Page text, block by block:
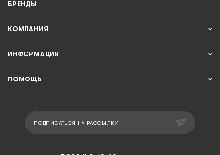
БРЕНДЫ
КОМПАНИЯ
ИНФОРМАЦИЯ
ПОМОЩЬ
ПОДПИСАТЬСЯ НА РАССЫЛКУ